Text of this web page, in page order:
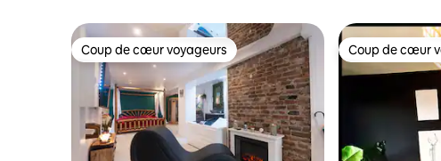
Coup de cœur voyageurs
Coup de cœur voyageurs Coup de cœur
Coup de cœur